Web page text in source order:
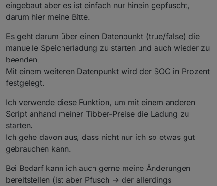
eingebaut aber es ist einfach nur hinein gepfuscht,
darum hier meine Bitte.
Es geht darum über einen Datenpunkt (true/false) die
manuelle Speicherladung zu starten und auch wieder zu
beenden.
Mit einem weiteren Datenpunkt wird der SOC in Prozent
festgelegt.
Ich verwende diese Funktion, um mit einem anderen
Script anhand meiner Tibber-Preise die Ladung zu
starten.
Ich gehe davon aus, dass nicht nur ich so etwas gut
gebrauchen kann.
Bei Bedarf kann ich auch gerne meine Änderungen
bereitstellen (ist aber Pfusch -> der allerdings